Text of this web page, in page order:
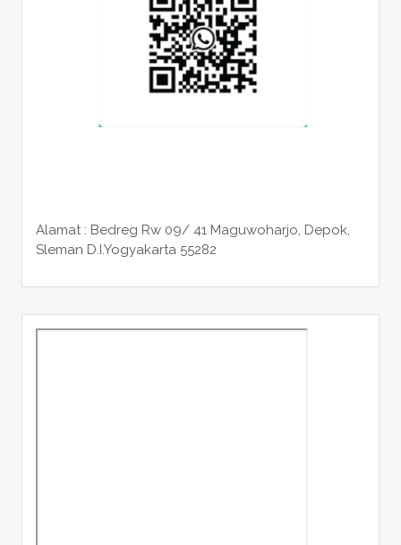
Alamat : Bedreg Rw 09/ 41 Maguwoharjo, Depok,
Sleman D.I.Yogyakarta 55282